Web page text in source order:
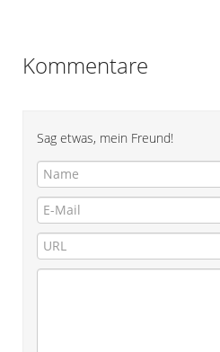
Kommentare
Sag etwas, mein Freund!